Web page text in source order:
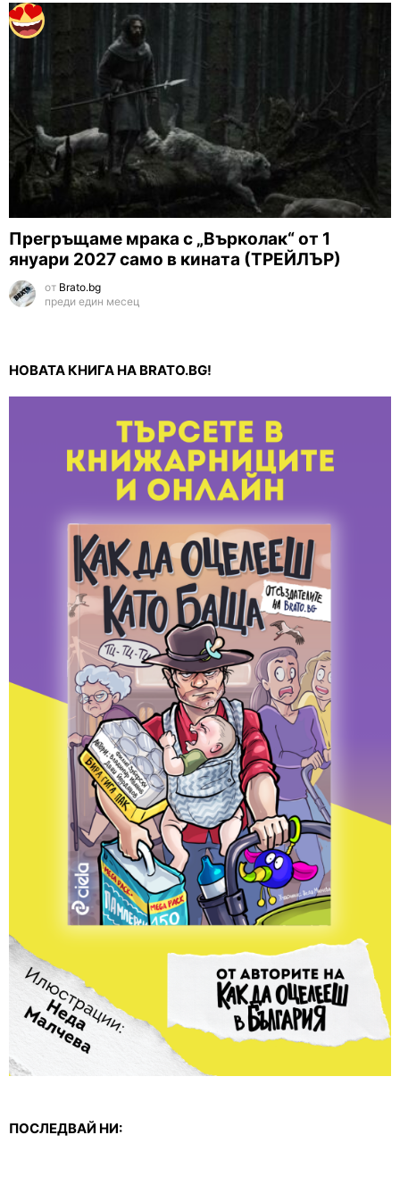
Прегръщаме мрака с „Върколак“ от 1
януари 2027 само в кината (ТРЕЙЛЪР)
от Brato.bg
преди един месец
НОВАТА КНИГА НА BRATO.BG!
ПОСЛЕДВАЙ НИ: